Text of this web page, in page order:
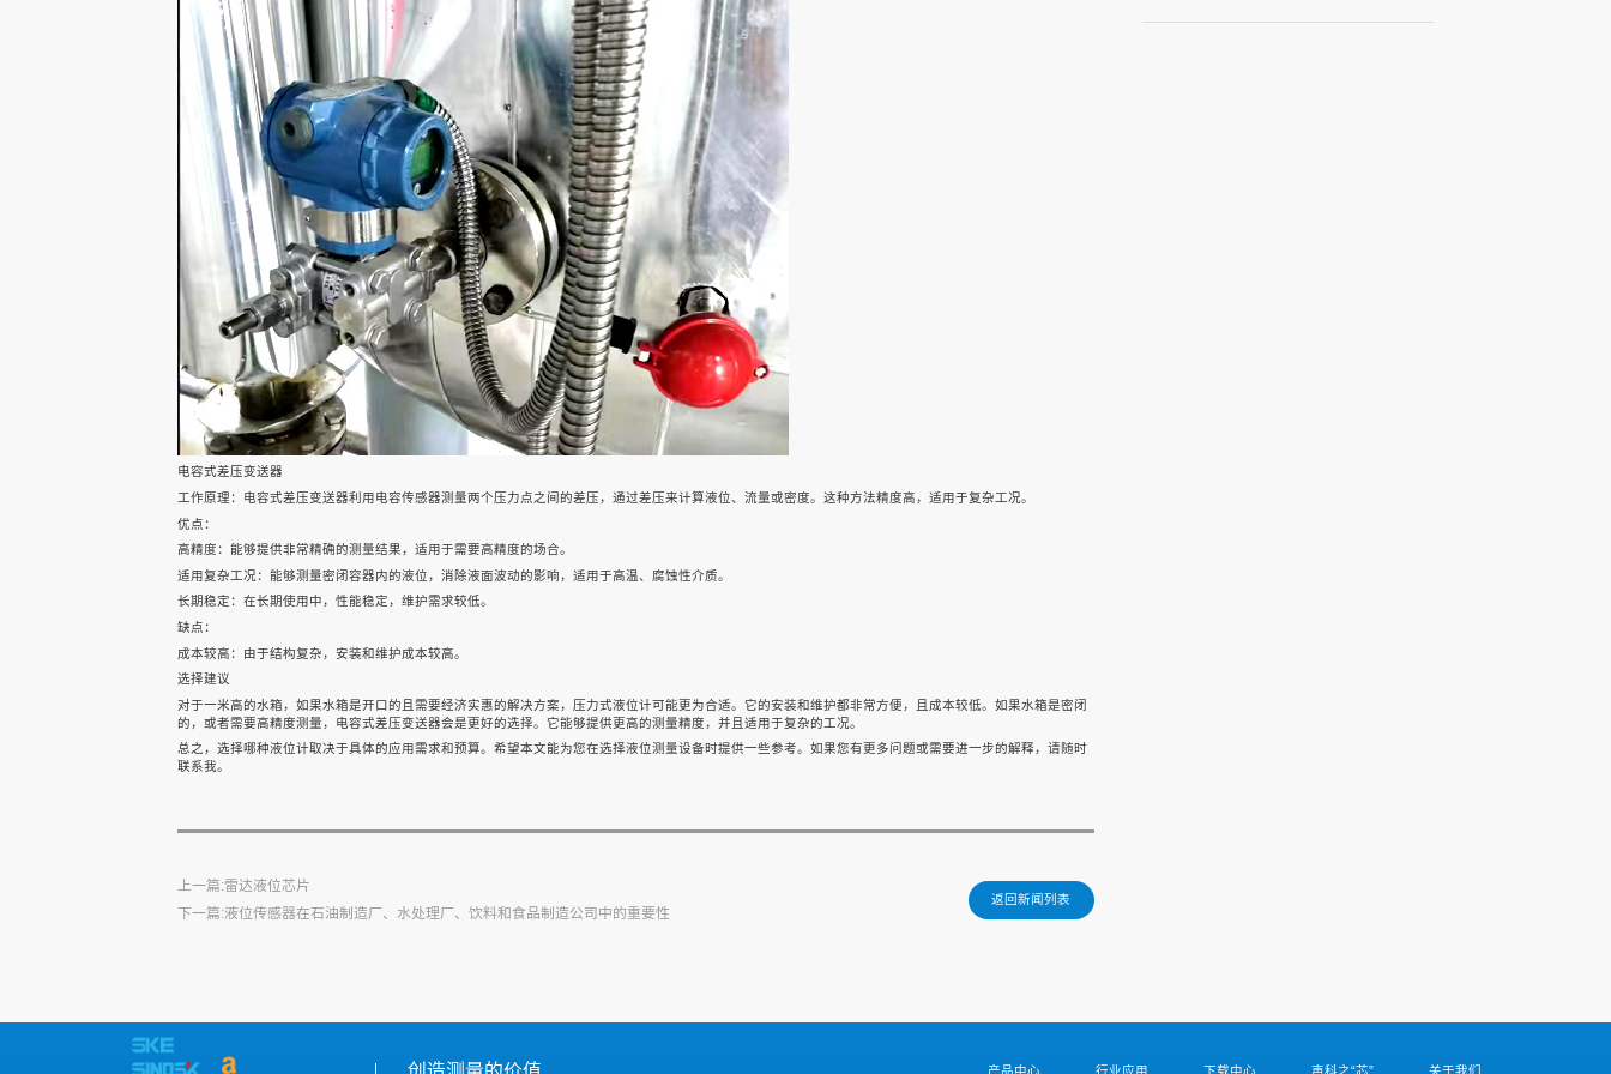
雷达水位计 雷达水位计
电容式差压变送器
工作原理：电容式差压变送器利用电容传感器测量两个压力点之间的差压，通过差压来计算液位、流量或密度。这种方法精度高，适用于复杂工况。
优点：
高精度：能够提供非常精确的测量结果，适用于需要高精度的场合。
适用复杂工况：能够测量密闭容器内的液位，消除液面波动的影响，适用于高温、腐蚀性介质。
长期稳定：在长期使用中，性能稳定，维护需求较低。
缺点：
成本较高：由于结构复杂，安装和维护成本较高。
选择建议
对于一米高的水箱，如果水箱是开口的且需要经济实惠的解决方案，压力式液位计可能更为合适。它的安装和维护都非常方便，且成本较低。如果水箱是密闭
的，或者需要高精度测量，电容式差压变送器会是更好的选择。它能够提供更高的测量精度，并且适用于复杂的工况。
总之，选择哪种液位计取决于具体的应用需求和预算。希望本文能为您在选择液位测量设备时提供一些参考。如果您有更多问题或需要进一步的解释，请随时
联系我。
上一篇:雷达液位芯片
下一篇:液位传感器在石油制造厂、水处理厂、饮料和食品制造公司中的重要性
返回新闻列表
产品中心 行业应用 下载中心 声科之“芯” 关于我们